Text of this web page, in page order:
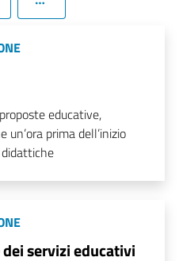
educative,
un’ora prima dell’inizio
servizi educativi